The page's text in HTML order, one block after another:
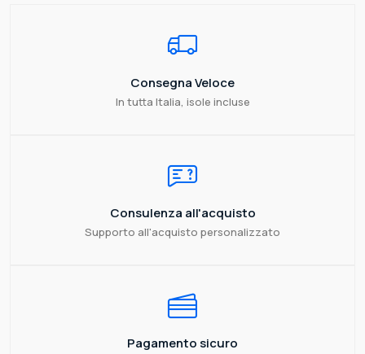
Consegna Veloce
In tutta Italia, isole incluse
Consulenza all'acquisto
Supporto all'acquisto personalizzato
Pagamento sicuro